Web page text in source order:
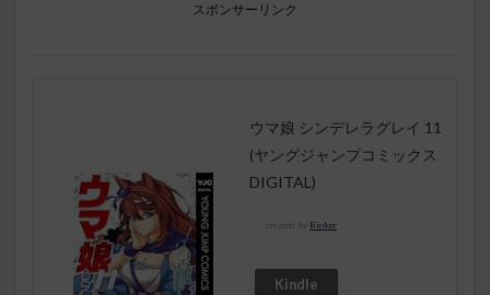
スポンサーリンク
ウマ娘 シンデレラグレイ 11
(ヤングジャンプコミックス
DIGITAL)
created by Rinker
Kindle